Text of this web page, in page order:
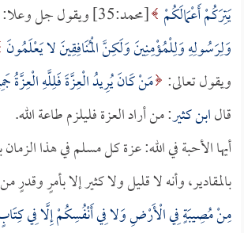
يَتِرَكُمْ أَعْمَالَكُمْ [محمد:35] ويقول جل وعلا:
وَلِرَسُولِهِ وَلِلْمُؤْمِنِينَ وَلَكِنَّ الْمُنَافِقِينَ لا يَعْلَمُونَ
ويقول تعالى: مَنْ كَانَ يُرِيدُ الْعِزَّةَ فَلِلَّهِ الْعِزَّةُ
قالابن كثير: من أراد العزة فليلزم طاعة الله.
أيها الأحبة في الله: عزة كل مسلم في هذا الزمان
بالمقادير، وأنه لا قليل ولا كثير إلا بأمرٍ وقدرٍ
مِنْ مُصِيبَةٍ فِي الْأَرْضِ وَلا فِي أَنْفُسِكُمْ إِلَّا فِي